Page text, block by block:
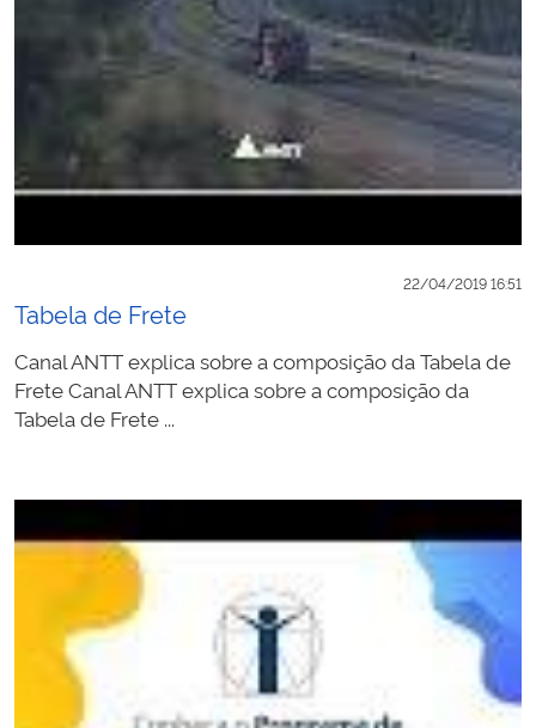
22/04/2019 16:51
Tabela de Frete
Canal ANTT explica sobre a composição da Tabela de
Frete Canal ANTT explica sobre a composição da
Tabela de Frete ...